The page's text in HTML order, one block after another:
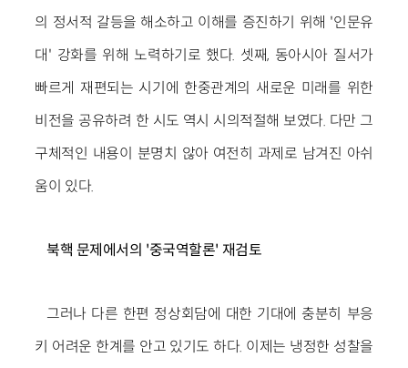
의 정서적 갈등을 해소하고 이해를 증진하기 위해 '인문유
대' 강화를 위해 노력하기로 했다. 셋째, 동아시아 질서가
빠르게 재편되는 시기에 한중관계의 새로운 미래를 위한
비전을 공유하려 한 시도 역시 시의적절해 보였다. 다만 그
구체적인 내용이 분명치 않아 여전히 과제로 남겨진 아쉬
움이 있다.
북핵 문제에서의 '중국역할론' 재검토
그러나 다른 한편 정상회담에 대한 기대에 충분히 부응
키 어려운 한계를 안고 있기도 하다. 이제는 냉정한 성찰을